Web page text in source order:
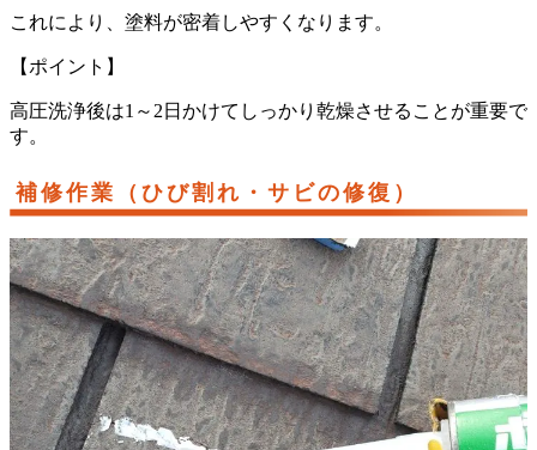
これにより、塗料が密着しやすくなります。
【ポイント】
高圧洗浄後は1～2日かけてしっかり乾燥させることが重要で
す。
補修作業（ひび割れ・サビの修復）